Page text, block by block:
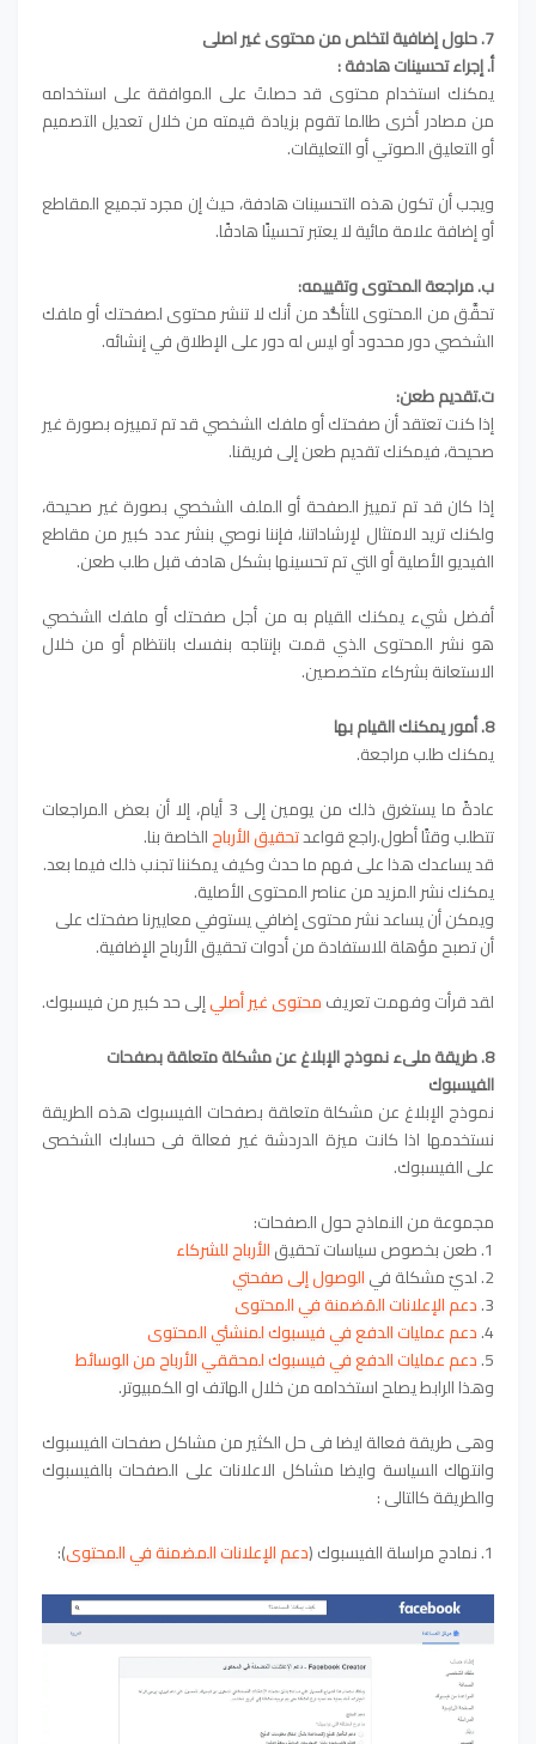
7. حلول إضافية لتخلص من محتوى غير اصلى
أ. إجراء تحسينات هادفة :
يمكنك استخدام محتوى قد حصلتَ على الموافقة على استخدامه
من مصادر أخرى طالما تقوم بزيادة قيمته من خلال تعديل التصميم
أو التعليق الصوتي أو التعليقات.
ويجب أن تكون هذه التحسينات هادفة، حيث إن مجرد تجميع المقاطع
أو إضافة علامة مائية لا يعتبر تحسينًا هادفًا.
ب. مراجعة المحتوى وتقييمه:
تحقَّق من المحتوى للتأكُّد من أنك لا تنشر محتوى لصفحتك أو ملفك
الشخصي دور محدود أو ليس له دور على الإطلاق في إنشائه.
ت.تقديم طعن:
إذا كنت تعتقد أن صفحتك أو ملفك الشخصي قد تم تمييزه بصورة غير
صحيحة، فيمكنك تقديم طعن إلى فريقنا.
إذا كان قد تم تمييز الصفحة أو الملف الشخصي بصورة غير صحيحة،
ولكنك تريد الامتثال لإرشاداتنا، فإننا نوصي بنشر عدد كبير من مقاطع
الفيديو الأصلية أو التي تم تحسينها بشكل هادف قبل طلب طعن.
أفضل شيء يمكنك القيام به من أجل صفحتك أو ملفك الشخصي
هو نشر المحتوى الذي قمت بإنتاجه بنفسك بانتظام أو من خلال
الاستعانة بشركاء متخصصين.
8. أمور يمكنك القيام بها
يمكنك طلب مراجعة.
عادةً ما يستغرق ذلك من يومين إلى 3 أيام، إلا أن بعض المراجعات
تتطلب وقتًا أطول.راجع قواعدتحقيق الأرباحالخاصة بنا.
قد يساعدك هذا على فهم ما حدث وكيف يمكننا تجنب ذلك فيما بعد.
يمكنك نشر المزيد من عناصر المحتوى الأصلية.
ويمكن أن يساعد نشر محتوى إضافي يستوفي معاييرنا صفحتك على
أن تصبح مؤهلة للاستفادة من أدوات تحقيق الأرباح الإضافية.
لقد قرأت وفهمت تعريف‏محتوى غير أصليإلى حد كبير‏ من فيسبوك.
8. طريقة ملىء نموذج الإبلاغ عن مشكلة متعلقة بصفحات
الفيسبوك
نموذج الإبلاغ عن مشكلة متعلقة بصفحات الفيسبوك هذه الطريقة
نستخدمها اذا كانت ميزة الدردشة غير فعالة فى حسابك الشخصى
على الفيسبوك.
مجموعة من النماذج حول الصفحات:
1. طعن بخصوص سياسات تحقيق
الأرباح للشركاء
2. لديّ مشكلة في
الوصول إلى صفحتي
3. دعم الإعلانات المَضمنة في المحتوى
4. دعم عمليات الدفع في فيسبوك لمنشئي المحتوى
5. دعم عمليات الدفع في فيسبوك لمحققي الأرباح من الوسائط
وهذا الرابط يصلح استخدامه من خلال الهاتف او الكمبيوتر.
وهى طريقة فعالة ايضا فى حل الكثير من مشاكل صفحات الفيسبوك
وانتهاك السياسة وايضا مشاكل الاعلانات على الصفحات بالفيسبوك
والطريقة كالتالى :
1. نمادج مراسلة الفيسبوك (
دعم الإعلانات المضمنة في المحتوى):